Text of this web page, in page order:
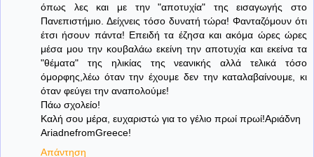
όπως λες και με την "αποτυχία" της εισαγωγής στο
Πανεπιστήμιο. Δείχνεις τόσο δυνατή τώρα! Φανταζόμουν ότι
έτσι ήσουν πάντα! Επειδή τα έζησα και ακόμα ώρες ώρες
μέσα μου την κουβαλάω εκείνη την αποτυχία και εκείνα τα
"θέματα" της ηλικίας της νεανικής αλλά τελικά τόσο
όμορφης,λέω όταν την έχουμε δεν την καταλαβαίνουμε, κι
όταν φεύγει την αναπολούμε!
Πάω σχολείο!
Καλή σου μέρα, ευχαριστώ για το γέλιο πρωί πρωί!Αριάδνη
AriadnefromGreece!
Απάντηση